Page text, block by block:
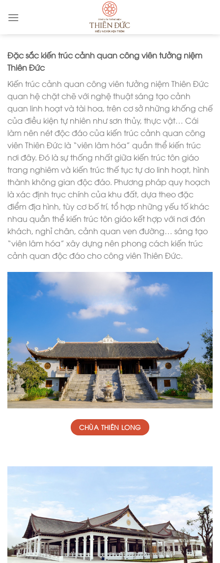
Đặc sắc kiến trúc cảnh quan công viên tưởng niệm
Thiên Đức
Kiến trúc cảnh quan công viên tưởng niệm Thiên Đức
quan hệ chặt chẽ với nghệ thuật sáng tạo cảnh
quan linh hoạt và tài hoa, trên cơ sở những khống chế
của điều kiện tự nhiên như sơn thủy, thực vật… Cái
làm nên nét độc đáo của kiến trúc cảnh quan công
viên Thiên Đức là “viên lâm hóa” quần thể kiến trúc
nơi đây. Đó là sự thống nhất giữa kiến trúc tôn giáo
trang nghiêm và kiến trúc thế tục tự do linh hoạt, hình
thành không gian độc đáo. Phương pháp quy hoạch
là xác định trục chính của khu đất, dựa theo đặc
điểm địa hình, tùy cơ bố trí, tổ hợp những yếu tố khác
nhau quần thể kiến trúc tôn giáo kết hợp với nơi đón
khách, nghỉ chân, cảnh quan ven đường… sáng tạo
“viên lâm hóa” xây dựng nên phong cách kiến trúc
cảnh quan độc đáo cho công viên Thiên Đức.
CHÙA THIÊN LONG